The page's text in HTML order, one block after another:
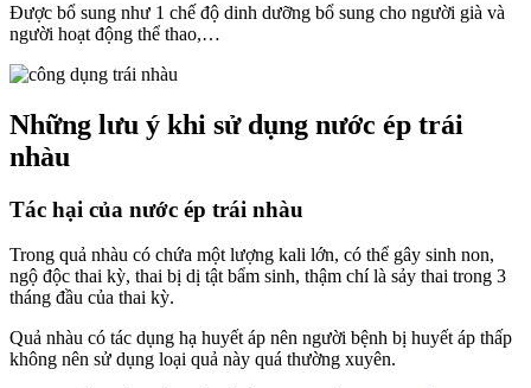
Được bổ sung như 1 chế độ dinh dưỡng bổ sung cho người già và
người hoạt động thể thao,…
Những lưu ý khi sử dụng nước ép trái
nhàu
Tác hại của nước ép trái nhàu
Trong quả nhàu có chứa một lượng kali lớn, có thể gây sinh non,
ngộ độc thai kỳ, thai bị dị tật bẩm sinh, thậm chí là sảy thai trong 3
tháng đầu của thai kỳ.
Quả nhàu có tác dụng hạ huyết áp nên người bệnh bị huyết áp thấp
không nên sử dụng loại quả này quá thường xuyên.